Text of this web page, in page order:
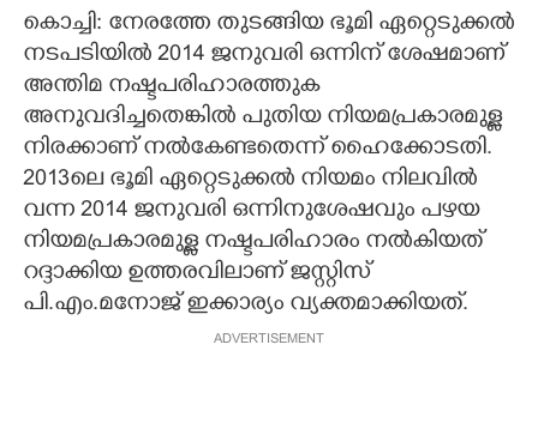
CARTOONS
LITERATURE
ZOOM
CONTACT US
കൊച്ചി: നേരത്തേ തുടങ്ങിയ ഭൂമി ഏറ്റെടുക്കൽ
നടപടിയിൽ 2014 ജനുവരി ഒന്നിന് ശേഷമാണ്
അന്തിമ നഷ്ടപരിഹാരത്തുക
അനുവദിച്ചതെങ്കിൽ പുതിയ നിയമപ്രകാരമുള്ള
നിരക്കാണ് നൽകേണ്ടതെന്ന് ഹൈക്കോടതി.
2013ലെ ഭൂമി ഏറ്റെടുക്കൽ നിയമം നിലവിൽ
വന്ന 2014 ജനുവരി ഒന്നിനുശേഷവും പഴയ
നിയമപ്രകാരമുള്ള നഷ്ടപരിഹാരം നൽകിയത്
റദ്ദാക്കിയ ഉത്തരവിലാണ് ജസ്റ്റിസ്
പി.എം.മനോജ് ഇക്കാര്യം വ്യക്തമാക്കിയത്.
ADVERTISEMENT